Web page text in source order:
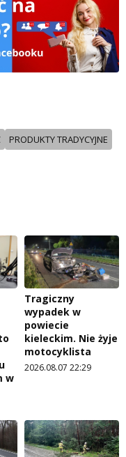
PRODUKTY TRADYCYJNE
w
Tragiczny
wypadek w
powiecie
kieleckim. Nie żyje
motocyklista
2026.08.07 22:29